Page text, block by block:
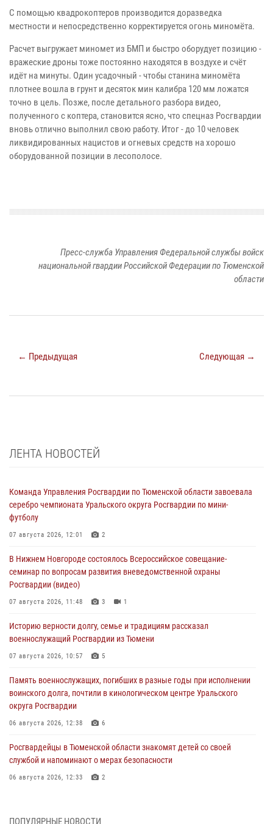
С помощью квадрокоптеров производится доразведка
местности и непосредственно корректируется огонь миномёта.
Расчет выгружает миномет из БМП и быстро оборудует позицию -
вражеские дроны тоже постоянно находятся в воздухе и счёт
идёт на минуты. Один усадочный - чтобы станина миномёта
плотнее вошла в грунт и десяток мин калибра 120 мм ложатся
точно в цель. Позже, после детального разбора видео,
полученного с коптера, становится ясно, что спецназ Росгвардии
вновь отлично выполнил свою работу. Итог - до 10 человек
ликвидированных нацистов и огневых средств на хорошо
оборудованной позиции в лесополосе.
Пресс-служба Управления Федеральной службы войск
национальной гвардии Российской Федерации по Тюменской
области
← Предыдущая Следующая →
ЛЕНТА НОВОСТЕЙ
Команда Управления Росгвардии по Тюменской области завоевала
серебро чемпионата Уральского округа Росгвардии по мини-
футболу
07 августа 2026, 12:01 2
В Нижнем Новгороде состоялось Всероссийское совещание-
семинар по вопросам развития вневедомственной охраны
Росгвардии (видео)
07 августа 2026, 11:48 3 1
Историю верности долгу, семье и традициям рассказал
военнослужащий Росгвардии из Тюмени
07 августа 2026, 10:57 5
Память военнослужащих, погибших в разные годы при исполнении
воинского долга, почтили в кинологическом центре Уральского
округа Росгвардии
06 августа 2026, 12:38 6
Росгвардейцы в Тюменской области знакомят детей со своей
службой и напоминают о мерах безопасности
06 августа 2026, 12:33 2
ПОПУЛЯРНЫЕ НОВОСТИ